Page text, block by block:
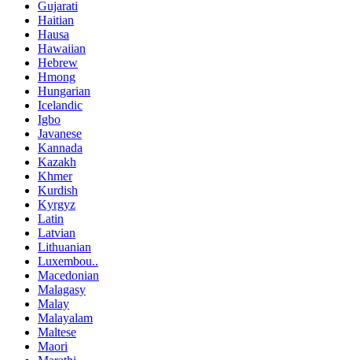
Gujarati
Haitian
Hausa
Hawaiian
Hebrew
Hmong
Hungarian
Icelandic
Igbo
Javanese
Kannada
Kazakh
Khmer
Kurdish
Kyrgyz
Latin
Latvian
Lithuanian
Luxembou..
Macedonian
Malagasy
Malay
Malayalam
Maltese
Maori